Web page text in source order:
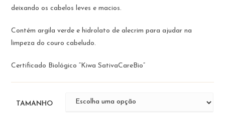
deixando os cabelos leves e macios.
Contém argila verde e hidrolato de alecrim para ajudar na
limpeza do couro cabeludo.
Certificado Biológico “Kiwa SativaCareBio”
TAMANHO